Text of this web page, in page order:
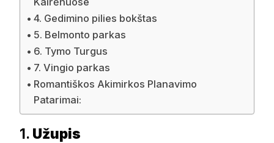
4. Gedimino pilies bokštas
5. Belmonto parkas
6. Tymo Turgus
7. Vingio parkas
Romantiškos Akimirkos Planavimo
Patarimai:
1. Užupis